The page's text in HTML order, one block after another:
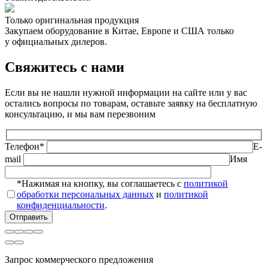
Только оригинальная продукция
Закупаем оборудование в Китае, Европе и США только
у официальных дилеров.
Свяжитесь с нами
Если вы не нашли нужной информации на сайте или у вас
остались вопросы по товарам, оставьте заявку на бесплатную
консультацию, и мы вам перезвоним
Телефон*
E-
mail
Имя
*Нажимая на кнопку, вы соглашаетесь с политикой
обработки персональных данных и политикой
конфиденциальности.
Запрос коммерческого предложения